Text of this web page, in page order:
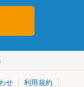
せ
利用規約